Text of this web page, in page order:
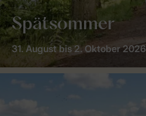
Spätsommer
31. August bis 2. Oktober 2026